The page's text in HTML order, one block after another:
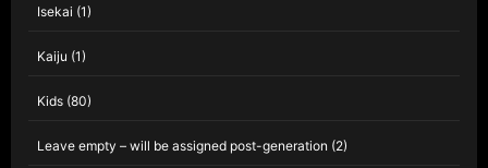
Isekai (1)
Kaiju (1)
Kids (80)
Leave empty – will be assigned post-generation (2)